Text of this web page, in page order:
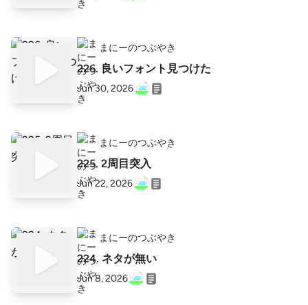
まにーのつぶやき
226. 良いフォント見つけた
Jun 30, 2026
まにーのつぶやき
225. 2周目突入
Jun 22, 2026
まにーのつぶやき
224. ネタが無い
Jun 8, 2026